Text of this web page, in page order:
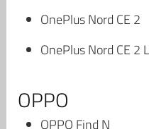
OnePlus Nord CE 2
OnePlus Nord CE 2
OPPO
OPPO Find N